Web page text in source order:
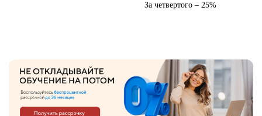
За четвертого – 25%